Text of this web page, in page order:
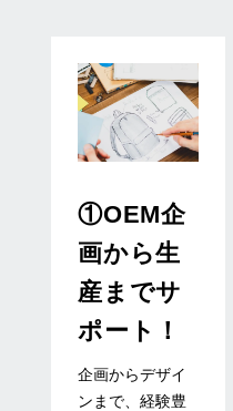
①OEM企
画から生
産までサ
ポート！
企画からデザイ
ンまで、経験豊